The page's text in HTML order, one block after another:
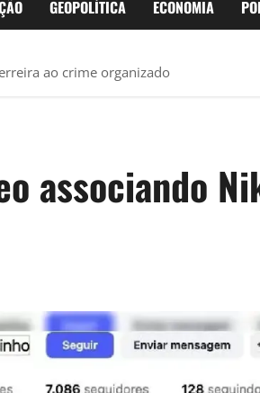
GEOPOLÍTICA ECONOMIA
ao crime organizado
associando